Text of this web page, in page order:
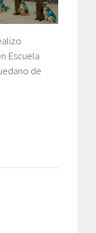
Escuela
de